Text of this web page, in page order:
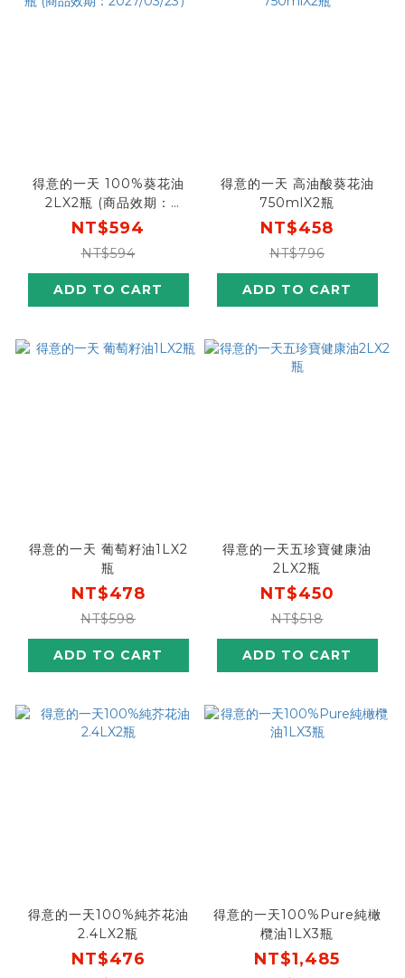
得意的一天 100%葵花油
2LX2瓶 (商品效期：
2027/03/23）
NT$594
NT$594
ADD TO CART
得意的一天 高油酸葵花油
750mlX2瓶
NT$458
NT$796
ADD TO CART
得意的一天 葡萄籽油1LX2
瓶
NT$478
NT$598
ADD TO CART
得意的一天五珍寶健康油
2LX2瓶
NT$450
NT$518
ADD TO CART
得意的一天100%純芥花油
2.4LX2瓶
NT$476
得意的一天100%Pure純橄
欖油1LX3瓶
NT$1,485